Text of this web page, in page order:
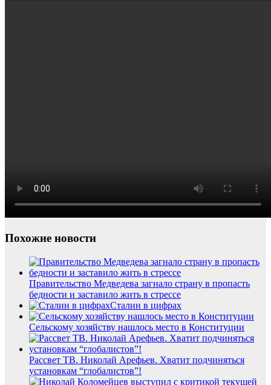
Похожие новости
Правительство Медведева загнало страну в пропасть
бедности и заставило жить в стрессе
Сталин в цифрах
Сельскому хозяйству нашлось место в Конституции
Рассвет ТВ. Николай Арефьев. Хватит подчиняться
установкам “глобалистов”!